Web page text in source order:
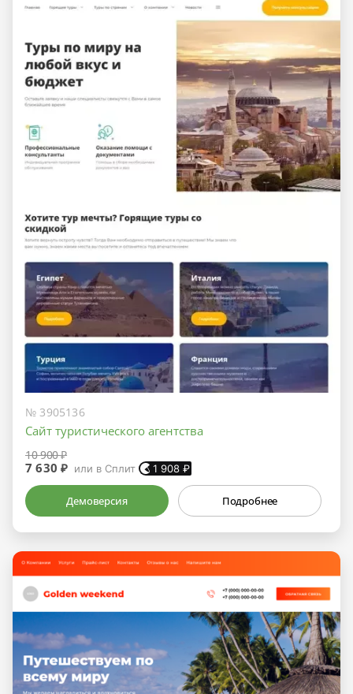
№ 3905136
Сайт туристического агентства
10 900 ₽
7 630 ₽ или в Сплит 1 908 ₽
Демоверсия Подробнее